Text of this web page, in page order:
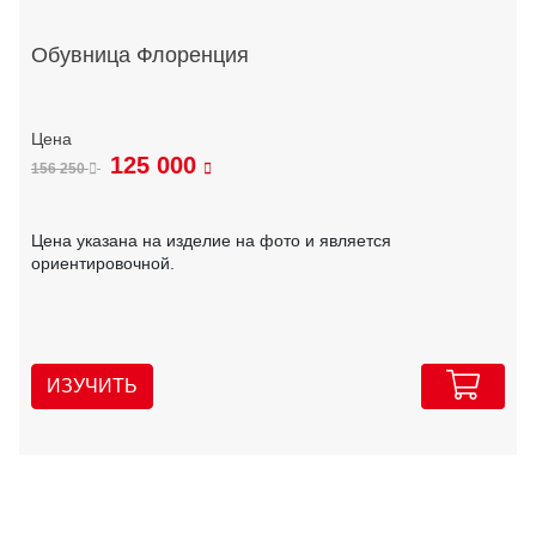
Обувница Флоренция
156 250 125 000
Цена указана на изделие на фото и является
ориентировочной.
ИЗУЧИТЬ